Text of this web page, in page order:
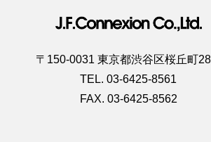
〒150-0031 東京都渋谷区桜丘町
TEL. 03-6425-8561
FAX. 03-6425-8562